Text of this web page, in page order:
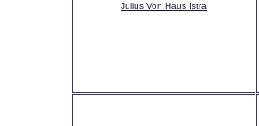
Julius Von Haus Istra